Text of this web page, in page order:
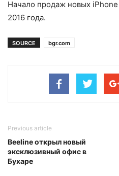
Начало продаж новых
2016 года.
SOURCE bgr.com
Previous article
Beeline открыл новый
эксклюзивный офис в
Бухаре